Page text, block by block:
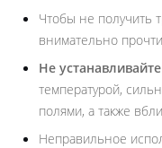
Чтобы не получить
внимательно
Не устанавливайте
температурой,
полями, а также
Неправильное